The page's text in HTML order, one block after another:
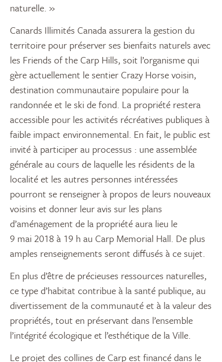
naturelle. »
Canards Illimités Canada assurera la gestion du
territoire pour préserver ses bienfaits naturels avec
les Friends of the Carp Hills, soit l’organisme qui
gère actuellement le sentier Crazy Horse voisin,
destination communautaire populaire pour la
randonnée et le ski de fond. La propriété restera
accessible pour les activités récréatives publiques à
faible impact environnemental. En fait, le public est
invité à participer au processus : une assemblée
générale au cours de laquelle les résidents de la
localité et les autres personnes intéressées
pourront se renseigner à propos de leurs nouveaux
voisins et donner leur avis sur les plans
d’aménagement de la propriété aura lieu le
9 mai 2018 à 19 h au Carp Memorial Hall. De plus
amples renseignements seront diffusés à ce sujet.
En plus d’être de précieuses ressources naturelles,
ce type d’habitat contribue à la santé publique, au
divertissement de la communauté et à la valeur des
propriétés, tout en préservant dans l’ensemble
l’intégrité écologique et l’esthétique de la Ville.
Le projet des collines de Carp est financé dans le